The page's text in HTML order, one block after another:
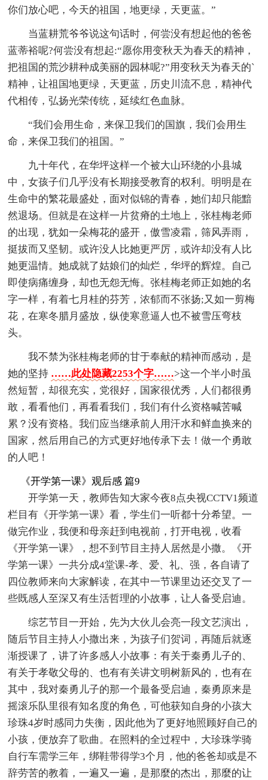
你们放心吧，今天的祖国，地更绿，天更蓝。”
当蓝耕荒爷爷说这句话时，何尝没有想起他的爸爸
蓝蒂裕呢?何尝没有想起:“愿你用变秋天为春天的精神，
把祖国的荒沙耕种成美丽的园林呢?”用变秋天为春天的`
精神，让祖国地更绿，天更蓝，历史川流不息，精神代
代相传，弘扬光荣传统，延续红色血脉。
“我们会用生命，来保卫我们的国旗，我们会用生
命，来保卫我们的祖国。”
九十年代，在华坪这样一个被大山环绕的小县城
中，女孩子们几乎没有长期接受教育的权利。明明是在
生命中的繁花最盛处，面对似锦的青春，她们却只能黯
然退场。但就是在这样一片贫瘠的土地上，张桂梅老师
的出现，犹如一朵梅花的盛开，傲雪凌霜，筛风弄雨，
挺拔而又坚韧。或许没人比她更严厉，或许却没有人比
她更温情。她成就了姑娘们的灿烂，华坪的辉煌。自己
即使病痛缠身，却也无怨无悔。张桂梅老师正如她的名
字一样，有着七月桂的芬芳，浓郁而不张扬;又如一剪梅
花，在寒冬腊月盛放，纵使寒意逼人也不被雪压弯枝
头。
我不禁为张桂梅老师的甘于奉献的精神而感动，是
她的坚持 ……此处隐藏2253个字……>这一个半小时虽
然短暂，却很充实，党很好，国家很优秀，人们都很勇
敢，看看他们，再看看我们，我们有什么资格喊苦喊
累？没有资格。我们应当继承前人用汗水和鲜血换来的
国家，然后用自己的方式更好地传承下去！做一个勇敢
的人吧！
《开学第一课》观后感 篇9
开学第一天，教师告知大家今夜8点央视CCTV1频道
栏目有《开学第一课》看，学生们一听都十分希望。一
做完作业，我便和母亲赶到电视前，打开电视，收看
《开学第一课》，想不到节目主持人居然是小撒。《开
学第一课》一共分成4堂课-孝、爱、礼、强，各自请了
四位教师来向大家解读，在其中一节课里边还交叉了一
些既感人至深又有生活哲理的小故事，让人备受启迪。
综艺节目一开始，先为大伙儿会亮一段文艺演出，
随后节目主持人小撒出来，为孩子们贺词，再随后就逐
渐授课了，讲了许多感人小故事：有关于秦勇儿子的、
有关于孝敬父母的、也有有关讲文明树新风的，也有在
其中，我对秦勇儿子的那一个最备受启迪，秦勇原来是
摇滚乐队里很有知名度的角色，可他获知自身的小孩大
珍珠4岁时感同力失衡，因此他为了更好地照顾好自己的
小孩，便放弃了歌曲。在照料的全过程中，大珍珠学骑
自行车需学三年，绑鞋带得学3个月，他的爸爸却或是不
辞劳苦的教着，一遍又一遍，是那麼的杰出，那麼的让